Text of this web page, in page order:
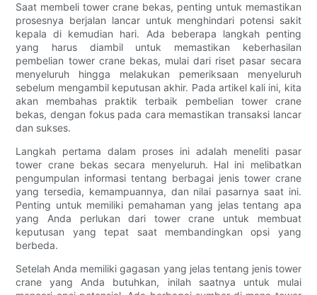
Saat membeli tower crane bekas, penting untuk memastikan
prosesnya berjalan lancar untuk menghindari potensi sakit
kepala di kemudian hari. Ada beberapa langkah penting
yang harus diambil untuk memastikan keberhasilan
pembelian tower crane bekas, mulai dari riset pasar secara
menyeluruh hingga melakukan pemeriksaan menyeluruh
sebelum mengambil keputusan akhir. Pada artikel kali ini, kita
akan membahas praktik terbaik pembelian tower crane
bekas, dengan fokus pada cara memastikan transaksi lancar
dan sukses.
Langkah pertama dalam proses ini adalah meneliti pasar
tower crane bekas secara menyeluruh. Hal ini melibatkan
pengumpulan informasi tentang berbagai jenis tower crane
yang tersedia, kemampuannya, dan nilai pasarnya saat ini.
Penting untuk memiliki pemahaman yang jelas tentang apa
yang Anda perlukan dari tower crane untuk membuat
keputusan yang tepat saat membandingkan opsi yang
berbeda.
Setelah Anda memiliki gagasan yang jelas tentang jenis tower
crane yang Anda butuhkan, inilah saatnya untuk mulai